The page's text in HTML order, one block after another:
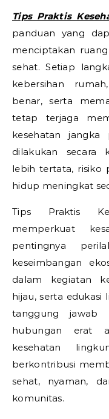
Tips Praktis
panduan yang
menciptakan
sehat. Setiap
kebersihan
benar, serta
tetap terjaga
kesehatan jangka
dilakukan secara
lebih tertata, risiko
hidup meningkat
Tips Praktis
memperkuat
pentingnya
keseimbangan
dalam kegiatan
hijau, serta
tanggung jawab
hubungan erat
kesehatan
berkontribusi
sehat, nyaman,
komunitas.